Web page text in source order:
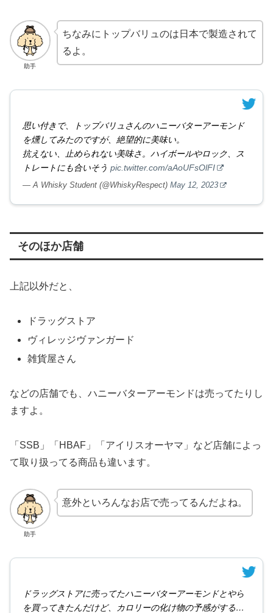
助手
ちなみにトップバリュのは日本で製造されて
るよ。
思い付きで、トップバリュさんのハニーバターアーモンド
を燻してみたのですが、絶望的に美味い。
抗えない、止められない美味さ。ハイボールやロック、ス
トレートにも合いそう pic.twitter.com/aAoUFsOlFI
— A Whisky Student (@WhiskyRespect) May 12, 2023
そのほか店舗
上記以外だと、
ドラッグストア
ヴィレッジヴァンガード
雑貨屋さん
などの店舗でも、ハニーバターアーモンドは売ってたりし
ますよ。
「SSB」「HBAF」「アイリスオーヤマ」など店舗によっ
て取り扱ってる商品も違います。
助手
意外といろんなお店で売ってるんだよね。
ドラッグストアに売ってたハニーバターアーモンドとやら
を買ってきたんだけど、カロリーの化け物の予感がする…